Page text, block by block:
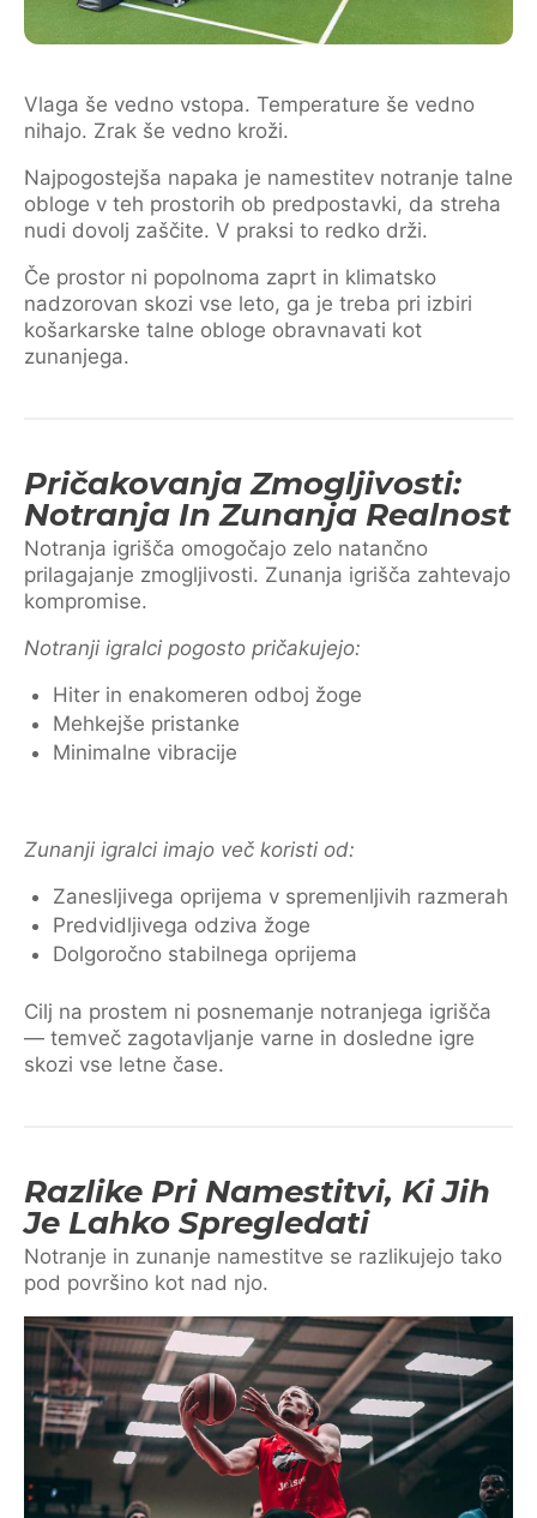
Vlaga še vedno vstopa. Temperature še vedno
nihajo. Zrak še vedno kroži.
Najpogostejša napaka je namestitev notranje talne
obloge v teh prostorih ob predpostavki, da streha
nudi dovolj zaščite. V praksi to redko drži.
Če prostor ni popolnoma zaprt in klimatsko
nadzorovan skozi vse leto, ga je treba pri izbiri
košarkarske talne obloge obravnavati kot
zunanjega.
Pričakovanja Zmogljivosti:
Notranja In Zunanja Realnost
Notranja igrišča omogočajo zelo natančno
prilagajanje zmogljivosti. Zunanja igrišča zahtevajo
kompromise.
Notranji igralci pogosto pričakujejo:
Hiter in enakomeren odboj žoge
Mehkejše pristanke
Minimalne vibracije
Zunanji igralci imajo več koristi od:
Zanesljivega oprijema v spremenljivih razmerah
Predvidljivega odziva žoge
Dolgoročno stabilnega oprijema
Cilj na prostem ni posnemanje notranjega igrišča
— temveč zagotavljanje varne in dosledne igre
skozi vse letne čase.
Razlike Pri Namestitvi, Ki Jih
Je Lahko Spregledati
Notranje in zunanje namestitve se razlikujejo tako
pod površino kot nad njo.